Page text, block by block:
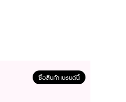
ซื้อสินค้าแบรนด์นี้